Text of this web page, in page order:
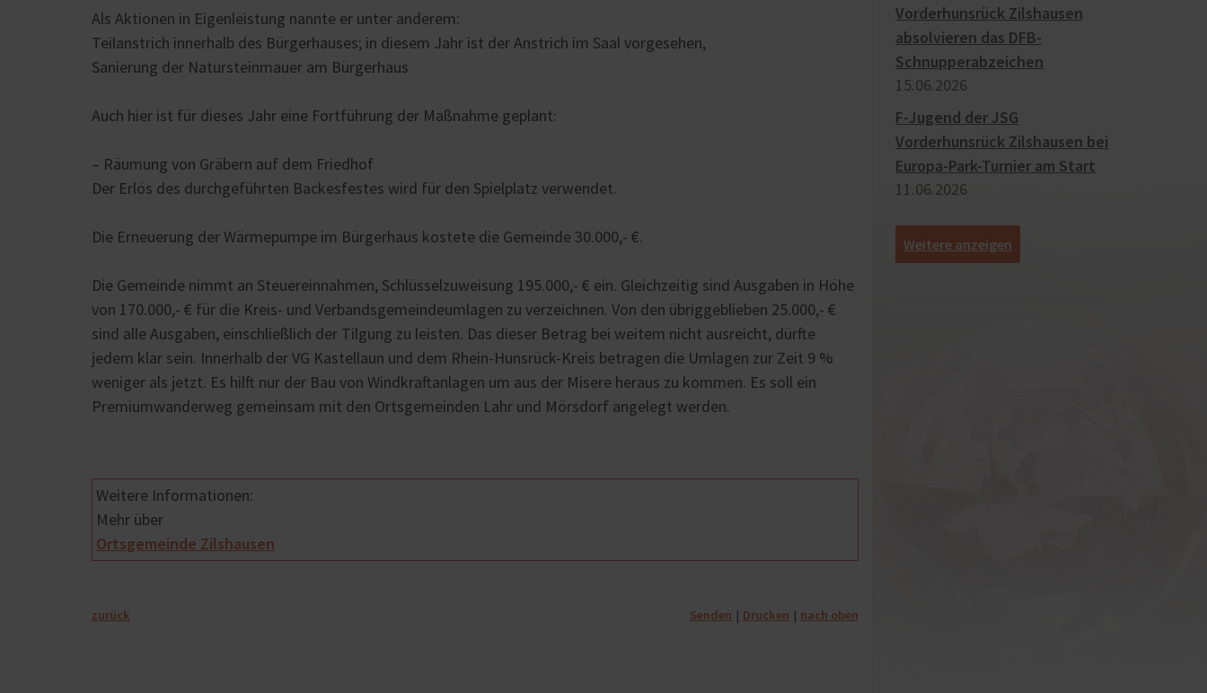
Als Aktionen in Eigenleistung nannte er unter anderem:
Teilanstrich innerhalb des Bürgerhauses; in diesem Jahr ist der Anstrich im Saal vorgesehen,
Sanierung der Natursteinmauer am Bürgerhaus
Auch hier ist für dieses Jahr eine Fortführung der Maßnahme geplant:
– Räumung von Gräbern auf dem Friedhof
Der Erlös des durchgeführten Backesfestes wird für den Spielplatz verwendet.
Die Erneuerung der Wärmepumpe im Bürgerhaus kostete die Gemeinde 30.000,- €.
Die Gemeinde nimmt an Steuereinnahmen, Schlüsselzuweisung 195.000,- € ein. Gleichzeitig sind Ausgaben in Höhe
von 170.000,- € für die Kreis- und Verbandsgemeindeumlagen zu verzeichnen. Von den übriggeblieben 25.000,- €
sind alle Ausgaben, einschließlich der Tilgung zu leisten. Das dieser Betrag bei weitem nicht ausreicht, dürfte
jedem klar sein. Innerhalb der VG Kastellaun und dem Rhein-Hunsrück-Kreis betragen die Umlagen zur Zeit 9 %
weniger als jetzt. Es hilft nur der Bau von Windkraftanlagen um aus der Misere heraus zu kommen. Es soll ein
Premiumwanderweg gemeinsam mit den Ortsgemeinden Lahr und Mörsdorf angelegt werden.
Weitere Informationen:
Mehr über
Ortsgemeinde Zilshausen
zurück Senden Drucken nach oben
Vorderhunsrück Zilshausen
absolvieren das DFB-
Schnupperabzeichen
15.​06.​2026
F-Jugend der JSG
Vorderhunsrück Zilshausen bei
Europa-Park-Turnier am Start
11.​06.​2026